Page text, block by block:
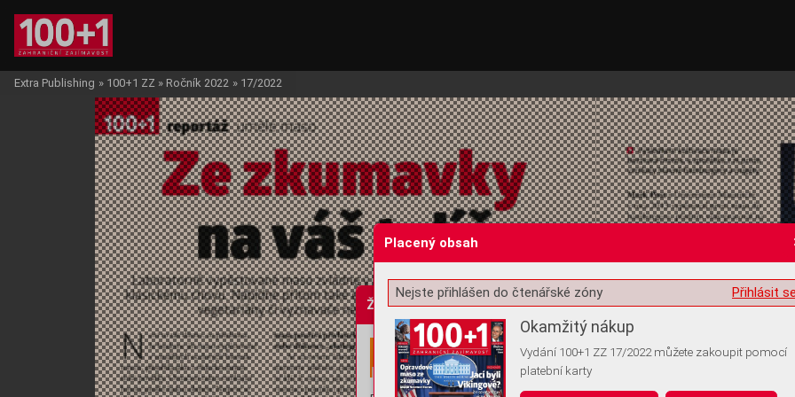
Žádost o souhlas s ukládáním volitelných informací
Extra Publishing » 100+1 ZZ » Ročník 2022 » 17/2022
Placený obsah
Přihlásit
Nejste přihlášen do čtenářské zóny
Okamžitý nákup
Vydání 100+1 ZZ 17/2022 můžete zakoupit pomocí
platební karty